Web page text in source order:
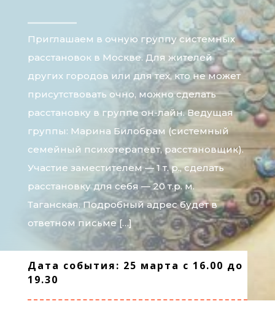
Приглашаем в очную группу системных
расстановок в Москве. Для жителей
других городов или для тех, кто не может
присутствовать очно, можно сделать
расстановку в группе он-лайн. Ведущая
группы: Марина Билобрам (системный
семейный психотерапевт, расстановщик).
Участие заместителем — 1 т. р., сделать
расстановку для себя — 20 т.р. м.
Таганская. Подробный адрес будет в
ответном письме […]
Дата события: 25 марта с 16.00 до
19.30